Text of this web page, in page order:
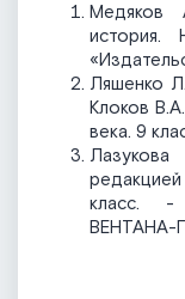
Медяков
Ляшенко
Клоков
века. 9
класс. -
ВЕНТАНА-